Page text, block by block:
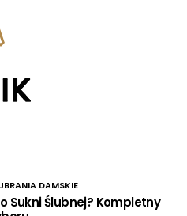
DAMSKIE
Sukni Ślubnej? Kompletny